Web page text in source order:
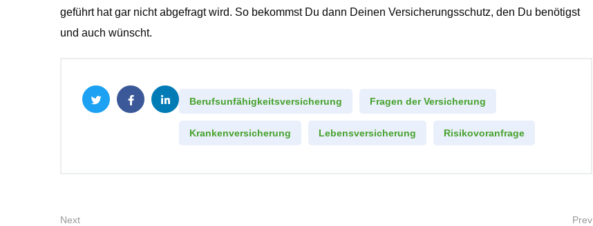
geführt hat gar nicht abgefragt wird. So bekommst Du dann Deinen Versicherungsschutz, den Du benötigst
und auch wünscht.
Berufsunfähigkeitsversicherung Fragen der Versicherung
Krankenversicherung Lebensversicherung Risikovoranfrage
Next Prev